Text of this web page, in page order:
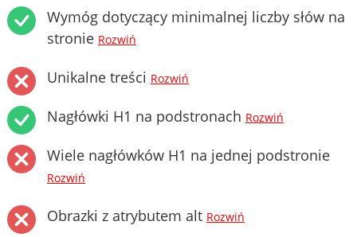
Wymóg dotyczący minimalnej liczby słów na
stronie Rozwiń
Unikalne treści Rozwiń
Nagłówki H1 na podstronach Rozwiń
Wiele nagłówków H1 na jednej podstronie
Rozwiń
Obrazki z atrybutem alt Rozwiń